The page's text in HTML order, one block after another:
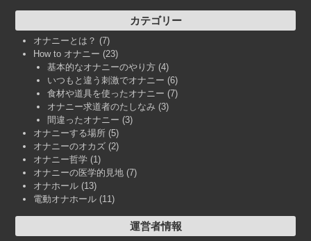
カテゴリー
オナニーとは？ (7)
How to オナニー (23)
基本的なオナニーのやり方 (4)
いつもと違う刺激でオナニー (6)
食材や道具を使ったオナニー (7)
オナニー求道者のたしなみ (3)
間違ったオナニー (3)
オナニーする場所 (5)
オナニーのオカズ (2)
オナニー哲学 (1)
オナニーの医学的見地 (7)
オナホール (13)
電動オナホール (11)
運営者情報